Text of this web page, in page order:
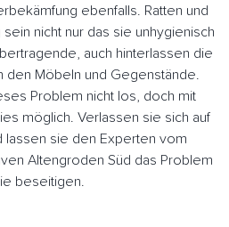
ebenfalls. Ratten und
nicht nur das sie unhygienisch
auch hinterlassen die
den Möbeln und Gegenstände.
Problem nicht los, doch mit
möglich. Verlassen sie sich auf
lassen sie den Experten vom
Altengroden Süd das Problem
beseitigen.